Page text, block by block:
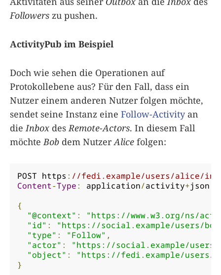
Followers zu pushen.
ActivityPub im Beispiel
Doch wie sehen die Operationen auf
Protokollebene aus? Für den Fall, dass ein
Nutzer einem anderen Nutzer folgen möchte,
sendet seine Instanz eine Follow-Activity an
die Inbox des Remote-Actors. In diesem Fall
möchte Bob dem NutzerAlice folgen:
POST https : //fedi.example/users/alice/
Content-Type: application/activity+json
{
"@context" :
"https://www.w3.org/ns/
"id" :
"https://social.example/users/
"type" : "Follow" ,
"actor" :
"https://social.example/users/
"object" :
"https://fedi.example/users/
}